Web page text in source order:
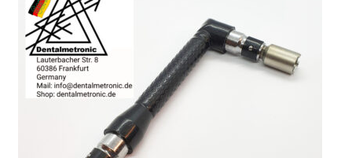
Unsere Firma
Warenkorb
Stellenangebote